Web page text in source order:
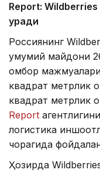
Report:
қуради
Россиянинг
умумий майдони
омбор
квадрат метрлик
квадрат метрлик
Report
логистика
чорагида
Ҳозирда